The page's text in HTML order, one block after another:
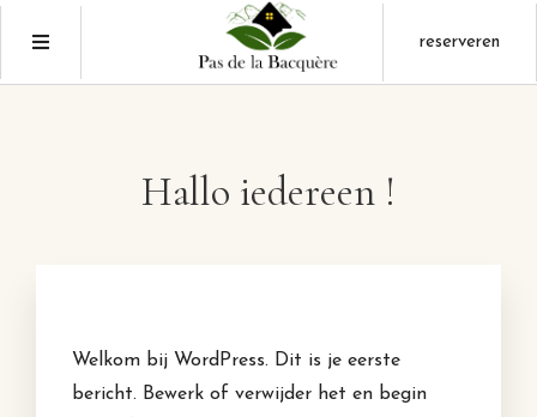
reserveren
Hallo iedereen !
Welkom bij WordPress. Dit is je eerste
bericht. Bewerk of verwijder het en begin